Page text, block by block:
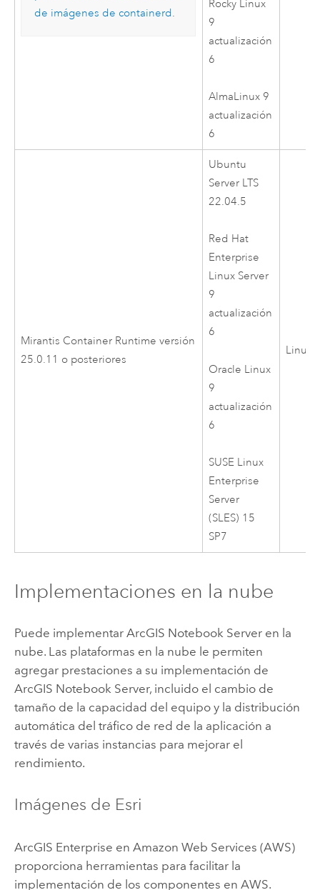
de imágenes de containerd.
Rocky Linux
9
actualización
6
AlmaLinux 9
actualización
6
Mirantis Container Runtime versión
25.0.11 o posteriores
Ubuntu
Server LTS
22.04.5
Red Hat
Enterprise
Linux Server
9
actualización
6
Oracle Linux
9
actualización
6
SUSE Linux
Enterprise
Server
(SLES) 15
SP7
Linux
Implementaciones en la nube
Puede implementar ArcGIS Notebook Serveren la
nube. Las plataformas en la nube le permiten
agregar prestaciones a su implementación de
ArcGIS Notebook Server, incluido el cambio de
tamaño de la capacidad del equipo y la distribución
automática del tráfico de red de la aplicación a
través de varias instancias para mejorar el
rendimiento.
Imágenes de Esri
ArcGIS Enterprise en Amazon Web Services (AWS)
proporciona herramientas para facilitar la
implementación de los componentes en AWS.